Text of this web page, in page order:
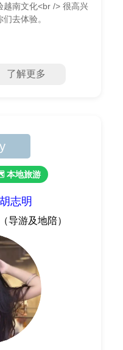
越南文化<br /> 很高兴
去体验。
了解更多
地旅游
志明
导游及地陪）